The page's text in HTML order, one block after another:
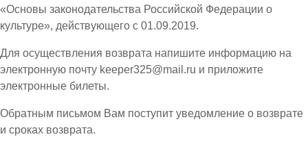
«Основы законодательства Российской Федерации о
культуре», действующего с 01.09.2019.
Для осуществления возврата напишите информацию на
электронную почту keeper325@mail.ru и приложите
электронные билеты.
Обратным письмом Вам поступит уведомление о возврате
и сроках возврата.